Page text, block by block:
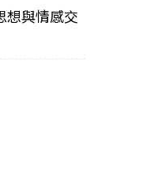
想與情感交